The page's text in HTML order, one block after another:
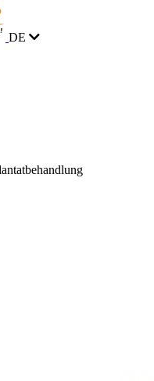
DE